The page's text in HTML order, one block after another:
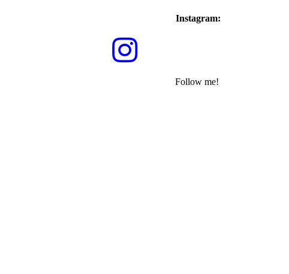
Instagram:
Follow me!